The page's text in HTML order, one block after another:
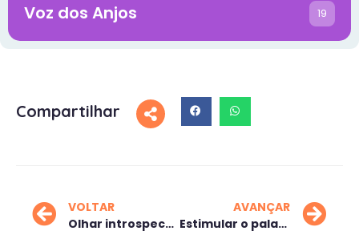
Voz dos Anjos 19
Compartilhar
VOLTAR
Olhar introspectivo
AVANÇAR
Estimular o paladar da vida